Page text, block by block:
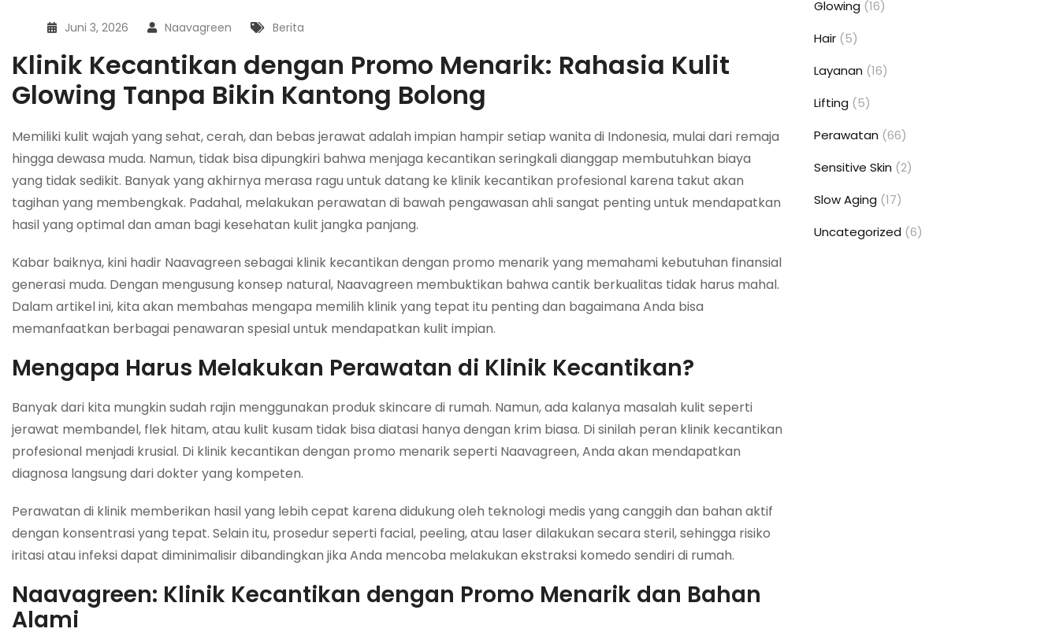
Juni 3, 2026 Naavagreen Berita
Klinik Kecantikan dengan Promo Menarik: Rahasia Kulit
Glowing Tanpa Bikin Kantong Bolong
Memiliki kulit wajah yang sehat, cerah, dan bebas jerawat adalah impian hampir setiap wanita di Indonesia, mulai dari remaja
hingga dewasa muda. Namun, tidak bisa dipungkiri bahwa menjaga kecantikan seringkali dianggap membutuhkan biaya
yang tidak sedikit. Banyak yang akhirnya merasa ragu untuk datang ke klinik kecantikan profesional karena takut akan
tagihan yang membengkak. Padahal, melakukan perawatan di bawah pengawasan ahli sangat penting untuk mendapatkan
hasil yang optimal dan aman bagi kesehatan kulit jangka panjang.
Kabar baiknya, kini hadir Naavagreen sebagai klinik kecantikan dengan promo menarik yang memahami kebutuhan finansial
generasi muda. Dengan mengusung konsep natural, Naavagreen membuktikan bahwa cantik berkualitas tidak harus mahal.
Dalam artikel ini, kita akan membahas mengapa memilih klinik yang tepat itu penting dan bagaimana Anda bisa
memanfaatkan berbagai penawaran spesial untuk mendapatkan kulit impian.
Mengapa Harus Melakukan Perawatan di Klinik Kecantikan?
Banyak dari kita mungkin sudah rajin menggunakan produk skincare di rumah. Namun, ada kalanya masalah kulit seperti
jerawat membandel, flek hitam, atau kulit kusam tidak bisa diatasi hanya dengan krim biasa. Di sinilah peran klinik kecantikan
profesional menjadi krusial. Di klinik kecantikan dengan promo menarik seperti Naavagreen, Anda akan mendapatkan
diagnosa langsung dari dokter yang kompeten.
Perawatan di klinik memberikan hasil yang lebih cepat karena didukung oleh teknologi medis yang canggih dan bahan aktif
dengan konsentrasi yang tepat. Selain itu, prosedur seperti facial, peeling, atau laser dilakukan secara steril, sehingga risiko
iritasi atau infeksi dapat diminimalisir dibandingkan jika Anda mencoba melakukan ekstraksi komedo sendiri di rumah.
Naavagreen: Klinik Kecantikan dengan Promo Menarik dan Bahan
Alami
Glowing (16)
Hair (5)
Layanan (16)
Lifting (5)
Perawatan (66)
Sensitive Skin (2)
Slow Aging (17)
Uncategorized (6)